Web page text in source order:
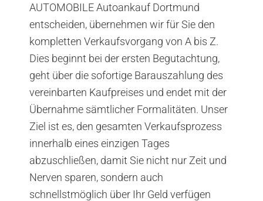
AUTOMOBILE Autoankauf Dortmund
entscheiden, übernehmen wir für Sie den
kompletten Verkaufsvorgang von A bis Z.
Dies beginnt bei der ersten Begutachtung,
geht über die sofortige Barauszahlung des
vereinbarten Kaufpreises und endet mit der
Übernahme sämtlicher Formalitäten. Unser
Ziel ist es, den gesamten Verkaufsprozess
innerhalb eines einzigen Tages
abzuschließen, damit Sie nicht nur Zeit und
Nerven sparen, sondern auch
schnellstmöglich über Ihr Geld verfügen